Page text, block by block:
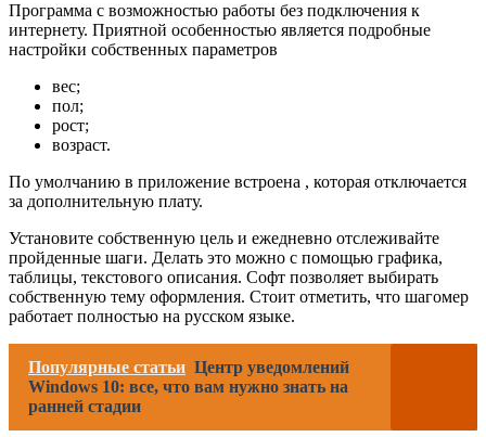
Программа с возможностью работы без подключения к
интернету. Приятной особенностью является подробные
настройки собственных параметров
вес;
пол;
рост;
возраст.
По умолчанию в приложение встроена , которая отключается
за дополнительную плату.
Установите собственную цель и ежедневно отслеживайте
пройденные шаги. Делать это можно с помощью графика,
таблицы, текстового описания. Софт позволяет выбирать
собственную тему оформления. Стоит отметить, что шагомер
работает полностью на русском языке.
Популярные статьи Центр уведомлений
Windows 10: все, что вам нужно знать на
ранней стадии